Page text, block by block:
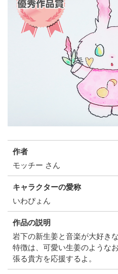
作者
モッチー さん
キャラクターの愛称
いわぴょん
作品の説明
岩下の新生姜と音楽が大好き
特徴は、可愛い生姜のような
張る貴方を応援するよ。